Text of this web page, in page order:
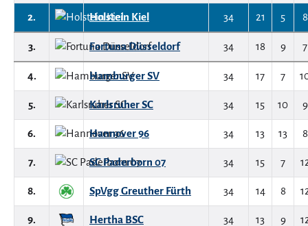
2. Holstein Kiel 34 21 5 8
3. Fortuna Düsseldorf 34 18 9 7
4. Hamburger SV 34 17 7
5. Karlsruher SC 34 15 10 9
6. Hannover 96 34 13 13 8
7. SC Paderborn 07 34 15 7
8. SpVgg Greuther Fürth 34 14 8
9. Hertha BSC 34 13 9